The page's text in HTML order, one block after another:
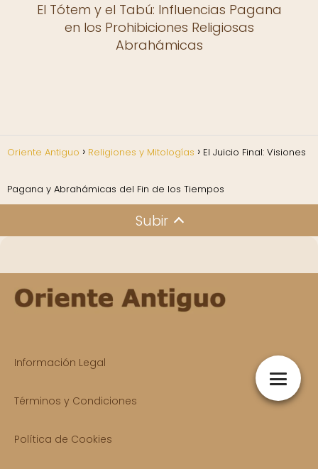
El Tótem y el Tabú: Influencias Pagana
en los Prohibiciones Religiosas
Abrahámicas
Oriente Antiguo Religiones y Mitologías El Juicio Final: Visiones
Pagana y Abrahámicas del Fin de los Tiempos
Subir
Información Legal
Términos y Condiciones
Política de Cookies